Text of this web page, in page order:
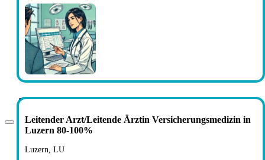
Leitender Arzt/Leitende Ärztin Versicherungsmedizin in
Luzern 80-100%
Luzern, LU